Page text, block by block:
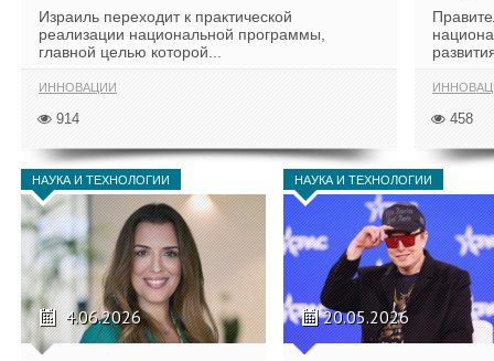
Израиль переходит к практической
реализации национальной программы,
главной целью которой...
ИННОВАЦИИ
914 458
НАУКА И ТЕХНОЛОГИИ
4.06.2026
НАУКА И ТЕХНОЛОГИИ
20.05.2026